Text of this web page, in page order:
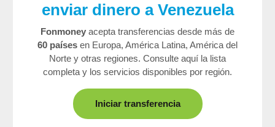
enviar dinero a Venezuela
Fonmoney acepta transferencias desde más de
60 países en Europa, América Latina, América del
Norte y otras regiones. Consulte aquí la lista
completa y los servicios disponibles por región.
Iniciar transferencia